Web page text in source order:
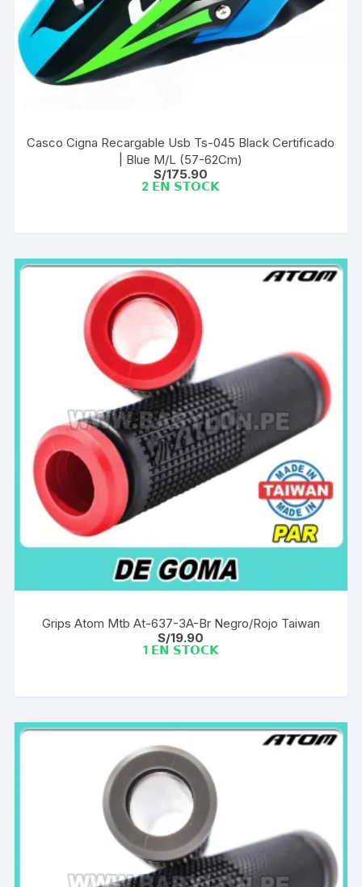
Casco Cigna Recargable Usb Ts-045 Black Certificado
| Blue M/L (57-62Cm)
S/175.90
2 𝗘𝗡 𝗦𝗧𝗢𝗖𝗞
Grips Atom Mtb At-637-3A-Br Negro/Rojo Taiwan
S/19.90
1 𝗘𝗡 𝗦𝗧𝗢𝗖𝗞